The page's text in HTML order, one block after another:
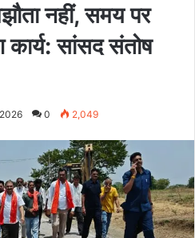
नहीं, समय पर
कार्य: सांसद संतोष
0 2,049